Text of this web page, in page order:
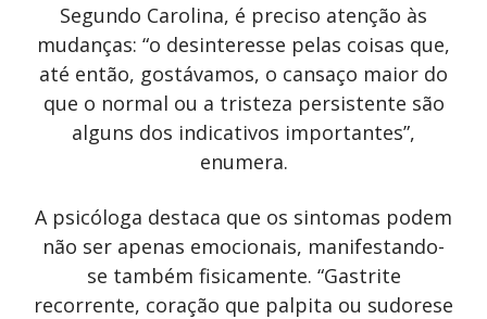
Segundo Carolina, é preciso atenção às
mudanças: “o desinteresse pelas coisas que,
até então, gostávamos, o cansaço maior do
que o normal ou a tristeza persistente são
alguns dos indicativos importantes”,
enumera.
A psicóloga destaca que os sintomas podem
não ser apenas emocionais, manifestando-
se também fisicamente. “Gastrite
recorrente, coração que palpita ou sudorese